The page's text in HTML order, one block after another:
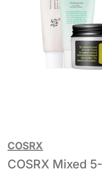
COSRX
COSRX Mixed